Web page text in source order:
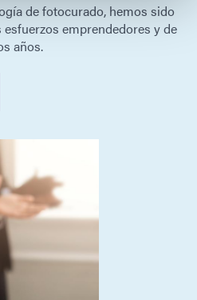
de fotocurado, hemos sido
emprendedores y de
años.